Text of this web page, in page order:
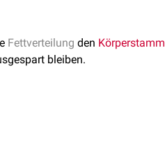
Fettverteilung den Körperstamm
bleiben.
überwiegend eine